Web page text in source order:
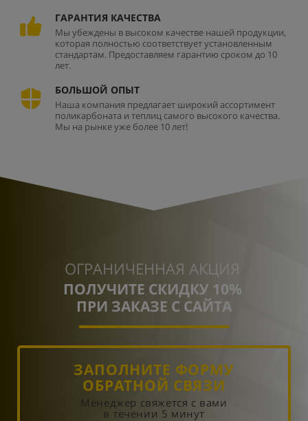
ГАРАНТИЯ КАЧЕСТВА
Мы убеждены в высоком качестве нашей продукции,
которая полностью соответствует установленным
стандартам. Предоставляем гарантию сроком до 10
лет.
БОЛЬШОЙ ОПЫТ
Наша компания предлагает широкий ассортимент
поликарбоната и теплиц самого высокого качества.
Мы на рынке уже более 10 лет!
ОГРАНИЧЕННАЯ АКЦИЯ
ПОЛУЧИТЕ СКИДКУ 10%
ПРИ ЗАКАЗЕ С САЙТА
ЗАПОЛНИТЕ ФОРМУ
ОБРАТНОЙ СВЯЗИ
Менеджер свяжется с вами
в течении 5 минут